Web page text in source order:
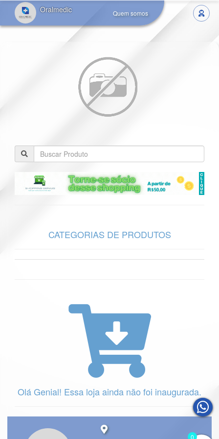
Oralmedic Quem somos
CATEGORIAS DE PRODUTOS
Olá Genial! Essa loja ainda não foi inaugurada.
0